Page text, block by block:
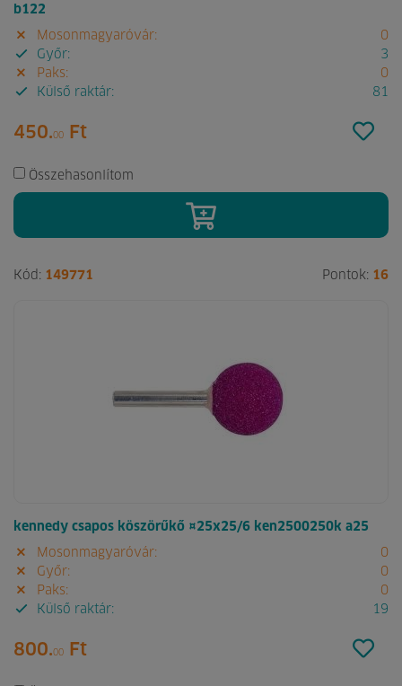
b122
Mosonmagyaróvár:
0
Győr:
3
Paks:
0
Külső raktár:
81
450.00 Ft
Összehasonlítom
Kód: 149771 Pontok: 16
kennedy csapos köszörűkő ¤25x25/6 ken2500250k a25
Mosonmagyaróvár:
0
Győr:
0
Paks:
0
Külső raktár:
19
800.00 Ft